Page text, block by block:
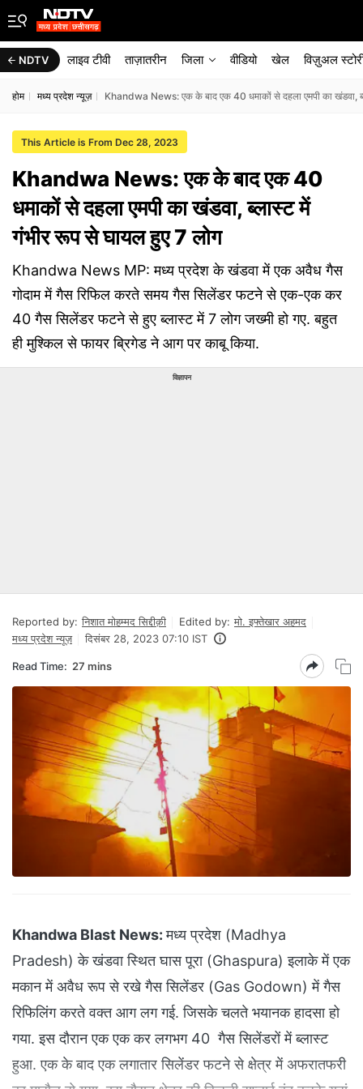
NDTV लाइव टीवी ताज़ातरीन जिला वीडियो खेल विज़ुअल
होम मध्य प्रदेश न्यूज़ Khandwa News: एक के बाद एक 40 धमाकों से दहला एमपी का खंडवा,
This Article is From Dec 28, 2023
Khandwa News: एक के बाद एक 40
धमाकों से दहला एमपी का खंडवा, ब्लास्ट में
गंभीर रूप से घायल हुए 7 लोग
Khandwa News MP: मध्य प्रदेश के खंडवा में एक अवैध गैस
गोदाम में गैस रिफिल करते समय गैस सिलेंडर फटने से एक-एक कर
40 गैस सिलेंडर फटने से हुए ब्लास्ट में 7 लोग जख्मी हो गए. बहुत
ही मुश्किल से फायर ब्रिगेड ने आग पर काबू किया.
विज्ञापन
Reported by: निशात मोहम्मद सिद्दीक़ी Edited by: मो. इफ्तेखार अहमद
मध्य प्रदेश न्यूज़
दिसंबर 28, 2023 07:10 IST
Read Time: 27 mins
Khandwa Blast News:मध्य प्रदेश (Madhya
Pradesh) के खंडवा स्थित घास पूरा (Ghaspura) इलाके में एक
मकान में अवैध रूप से रखे गैस सिलेंडर (Gas Godown) में गैस
रिफिलिंग करते वक्त आग लग गई. जिसके चलते भयानक हादसा हो
गया. इस दौरान एक एक कर लगभग 40 गैस सिलेंडरों में ब्लास्ट
हुआ. एक के बाद एक लगातार सिलेंडर फटने से क्षेत्र में अफरातफरी